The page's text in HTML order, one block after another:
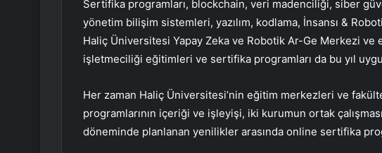
Sertifika programları, blockchain, veri madenciliği, siber
yönetim bilişim sistemleri, yazılım, kodlama, İnsansı &
Haliç Üniversitesi Yapay Zeka ve Robotik Ar-Ge Merkezi ve
işletmeciliği eğitimleri ve sertifika programları da bu yıl
Her zaman Haliç Üniversitesi’nin eğitim merkezleri ve
programlarının içeriği ve işleyişi, iki kurumun ortak
döneminde planlanan yenilikler arasında online sertifika